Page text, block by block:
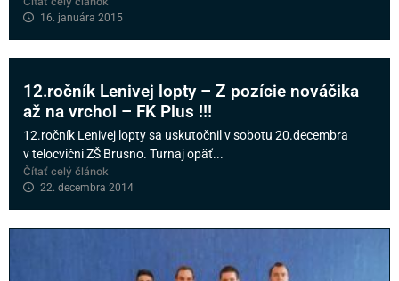
16. januára 2015
12.ročník Lenivej lopty – Z pozície nováčika
až na vrchol – FK Plus !!!
12.ročník Lenivej lopty sa uskutočnil v sobotu 20.decembra
v telocvični ZŠ Brusno. Turnaj opäť...
Čítať celý článok
22. decembra 2014